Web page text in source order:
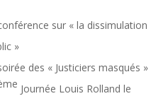
sur « la dissimulation
»
des « Justiciers masqués »
Journée Louis Rolland le